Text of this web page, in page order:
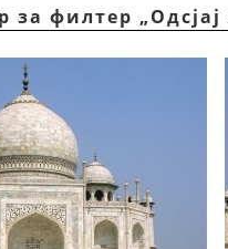
филтер „Одсјај